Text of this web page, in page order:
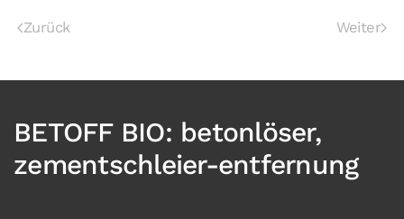
Zurück Weiter
BETOFF BIO: betonlöser,
zementschleier-entfernung